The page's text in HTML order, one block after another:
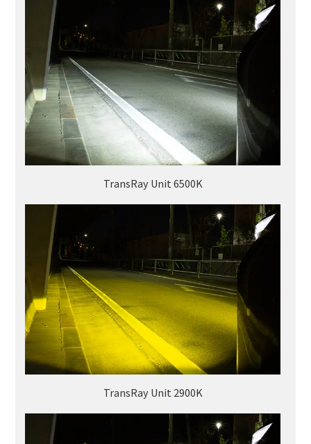
TransRay Unit 6500K
TransRay Unit 2900K